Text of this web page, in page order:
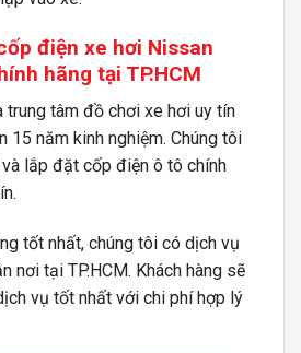
điện xe hơi Nissan
hãng tại TP.HCM
trung tâm đồ chơi xe hơi uy tín
15 năm kinh nghiệm. Chúng tôi
lắp đặt cốp điện ô tô chính
tốt nhất, chúng tôi có dịch vụ
nơi tại TP.HCM. Khách hàng sẽ
vụ tốt nhất với chi phí hợp lý